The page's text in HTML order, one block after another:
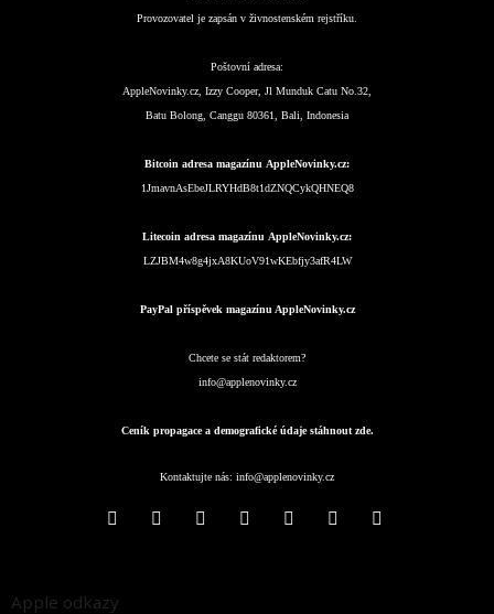
Provozovatel je zapsán v živnostenském rejstříku.
Poštovní adresa:
AppleNovinky.cz, Izzy Cooper, Jl Munduk Catu No.32,
Batu Bolong, Canggu 80361, Bali, Indonesia
Bitcoin adresa magazínu AppleNovinky.cz:
1JmavnAsEbeJLRYHdB8t1dZNQCykQHNEQ8
Litecoin adresa magazínu AppleNovinky.cz:
LZJBM4w8g4jxA8KUoV91wKEbfjy3afR4LW
PayPal příspěvek magazínu AppleNovinky.cz
Chcete se stát redaktorem?
info@applenovinky.cz
Ceník propagace a demografické údaje stáhnout zde.
Kontaktujte nás: info@applenovinky.cz
Apple odkazy